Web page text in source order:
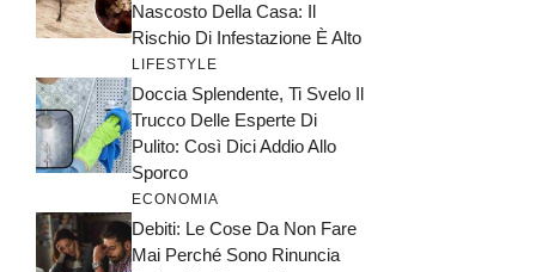
Nascosto Della Casa: Il
Rischio Di Infestazione È Alto
LIFESTYLE
Doccia Splendente, Ti Svelo Il
Trucco Delle Esperte Di
Pulito: Così Dici Addio Allo
Sporco
ECONOMIA
Debiti: Le Cose Da Non Fare
Mai Perché Sono Rinuncia